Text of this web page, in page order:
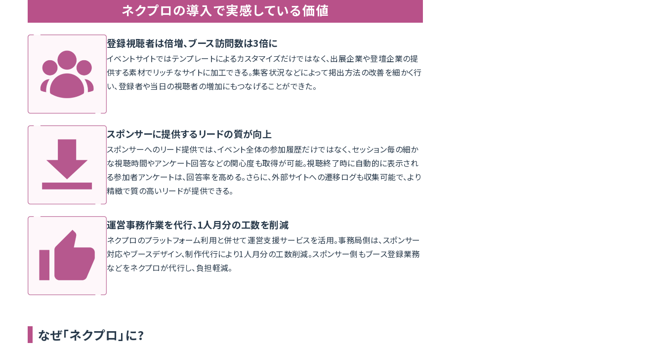
ネクプロの導入で実感している価値
登録視聴者は倍増、ブース訪問数は3倍に
イベントサイトではテンプレートによるカスタマイズだけではなく、出展企業や登壇企業の提
供する素材でリッチなサイトに加工できる。集客状況などによって掲出方法の改善を細かく行
い、登録者や当日の視聴者の増加にもつなげることができた。
スポンサーに提供するリードの質が向上
スポンサーへのリード提供では、イベント全体の参加履歴だけではなく、セッション毎の細か
な視聴時間やアンケート回答などの関心度も取得が可能。視聴終了時に自動的に表示され
る参加者アンケートは、回答率を高める。さらに、外部サイトへの遷移ログも収集可能で、より
精緻で質の高いリードが提供できる。
運営事務作業を代行、1人月分の工数を削減
ネクプロのプラットフォーム利用と併せて運営支援サービスを活用。事務局側は、スポンサー
対応やブースデザイン、制作代行により1人月分の工数削減。スポンサー側もブース登録業務
などをネクプロが代行し、負担軽減。
なぜ「ネクプロ」に?